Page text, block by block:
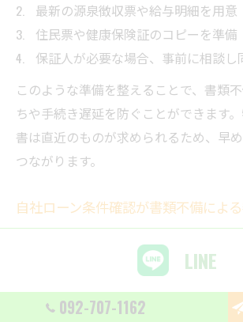
最新の源泉徴収票や給与明細を用意
住民票や健康保険証のコピーを準備
保証人が必要な場合、事前に相談し
このような準備を整えることで、書類
ちや手続き遅延を防ぐことができます
書は直近のものが求められるため、早
つながります。
自社ローン条件確認が書類不備による
や、条件誤認によるものです。条件確認
審査基準や必要書類を事前にしっかり
LINE
092-707-1162